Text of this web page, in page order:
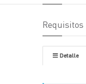
Detalle